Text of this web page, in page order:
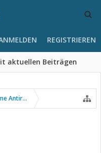
aktuellen Beiträgen
REGISTRIEREN
Antirheumatika